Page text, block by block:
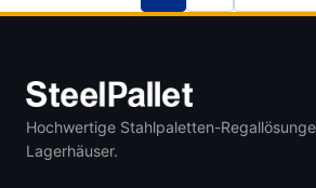
Hochwertige Stahlpaletten-
Lagerhäuser.